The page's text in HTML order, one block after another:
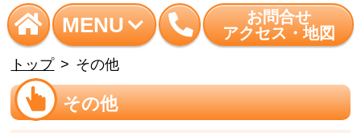
MENU
お問合せ
アクセス・地図
トップ その他
その他